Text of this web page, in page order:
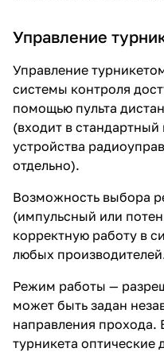
Управление
Управление
системы контроля
помощью пульта
(входит в
устройства
отдельно).
Возможность выбора
(импульсный или
корректную работу в
любых
Режим работы —
может быть задан
направления прохода.
турникета оптические